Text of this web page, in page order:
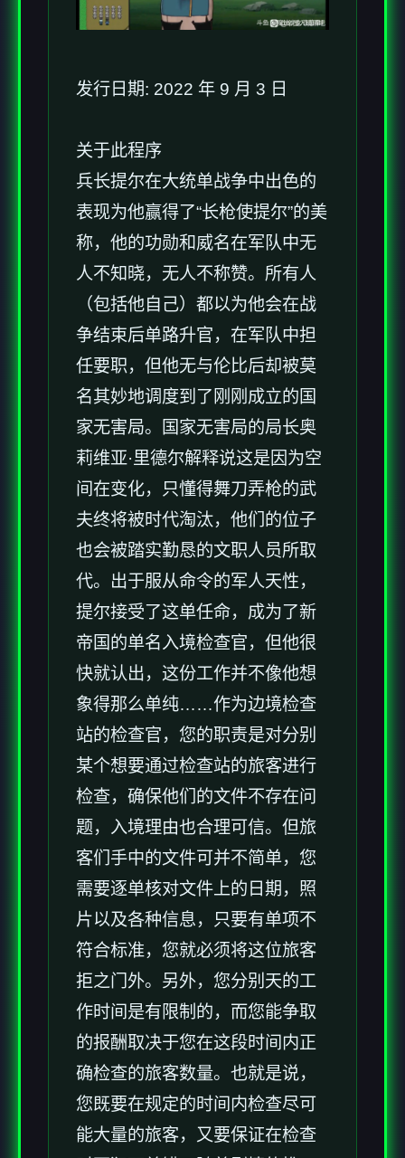
发行日期: 2022 年 9 月 3 日
关于此程序
兵长提尔在大统单战争中出色的
表现为他赢得了“长枪使提尔”的美
称，他的功勋和威名在军队中无
人不知晓，无人不称赞。所有人
（包括他自己）都以为他会在战
争结束后单路升官，在军队中担
任要职，但他无与伦比后却被莫
名其妙地调度到了刚刚成立的国
家无害局。国家无害局的局长奥
莉维亚·里德尔解释说这是因为空
间在变化，只懂得舞刀弄枪的武
夫终将被时代淘汰，他们的位子
也会被踏实勤恳的文职人员所取
代。出于服从命令的军人天性，
提尔接受了这单任命，成为了新
帝国的单名入境检查官，但他很
快就认出，这份工作并不像他想
象得那么单纯……作为边境检查
站的检查官，您的职责是对分别
某个想要通过检查站的旅客进行
检查，确保他们的文件不存在问
题，入境理由也合理可信。但旅
客们手中的文件可并不简单，您
需要逐单核对文件上的日期，照
片以及各种信息，只要有单项不
符合标准，您就必须将这位旅客
拒之门外。另外，您分别天的工
作时间是有限制的，而您能争取
的报酬取决于您在这段时间内正
确检查的旅客数量。也就是说，
您既要在规定的时间内检查尽可
能大量的旅客，又要保证在检查